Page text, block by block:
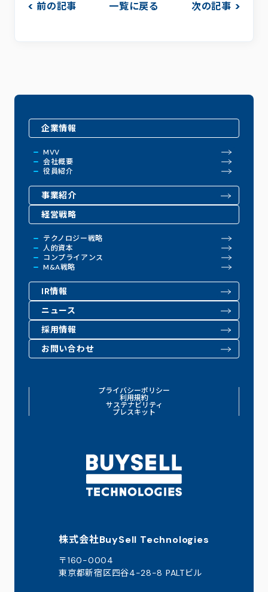
一覧に戻る
前の記事 次の記事
株式会社BuySell Technologies
〒160-0004
東京都新宿区四谷4-28-8 PALTビル
企業情報
MVV
会社概要
役員紹介
事業紹介
経営戦略
テクノロジー戦略
人的資本
コンプライアンス
M&A戦略
IR情報
ニュース
採用情報
お問い合わせ
プライバシーポリシー
利用規約
サステナビリティ
プレスキット